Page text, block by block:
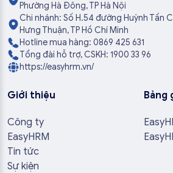
Phường Hà Đông, TP Hà Nội
Chi nhánh: Số H.54 đường Huỳnh Tấn
Hưng Thuận, TP Hồ Chí Minh
Hotline mua hàng: 0869 425 631
Tổng đài hỗ trợ, CSKH: 1900 33 96
https://easyhrm.vn/
Giới thiệu
Công ty
EasyHRM
Tin tức
Sự kiện
Bảng